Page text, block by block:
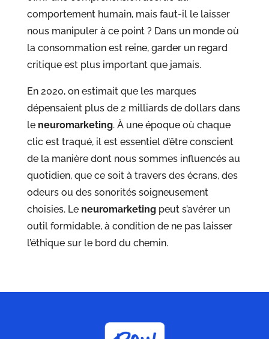
comportement humain, mais faut-il le laisser
nous manipuler à ce point ? Dans un monde où
la consommation est reine, garder un regard
critique est plus important que jamais.
En 2020, on estimait que les marques
dépensaient plus de 2 milliards de dollars dans
le neuromarketing. À une époque où chaque
clic est traqué, il est essentiel d’être conscient
de la manière dont nous sommes influencés au
quotidien, que ce soit à travers des écrans, des
odeurs ou des sonorités soigneusement
choisies. Le neuromarketingpeut s’avérer un
outil formidable, à condition de ne pas laisser
l’éthique sur le bord du chemin.